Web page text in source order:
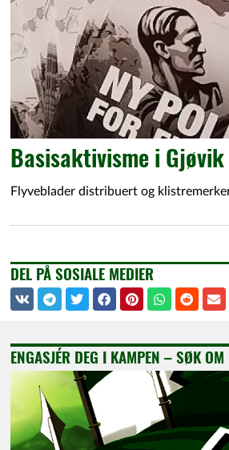
Basisaktivisme i
Flyveblader distribuert og
DEL PÅ SOSIALE MEDIER
ENGASJÉR DEG I KAMPEN – SØK OM